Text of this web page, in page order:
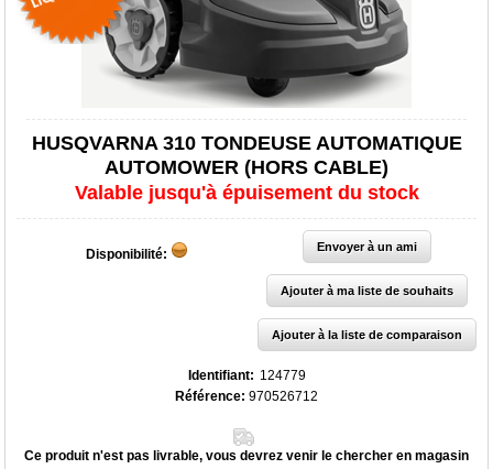
HUSQVARNA 310 TONDEUSE AUTOMATIQUE
AUTOMOWER (HORS CABLE)
Valable jusqu'à épuisement du stock
Disponibilité:
Identifiant: 124779
Référence: 970526712
Ce produit n'est pas livrable, vous devrez venir le chercher en magasin